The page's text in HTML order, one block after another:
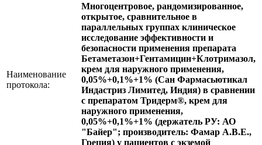
Наименование
протокола:
Многоцентровое, рандомизированное,
открытое, сравнительное в
параллельных группах клиническое
исследование эффективности и
безопасности применения препарата
Бетаметазон+Гентамицин+Клотримазол,
крем для наружного применения,
0,05%+0,1%+1% (Сан Фармасьютикал
Индастриз Лимитед, Индия) в сравнении
с препаратом Тридерм®, крем для
наружного применения,
0,05%+0,1%+1% (держатель РУ: АО
"Байер"; производитель: Фамар А.В.Е.,
Греция) у пациентов с экземой